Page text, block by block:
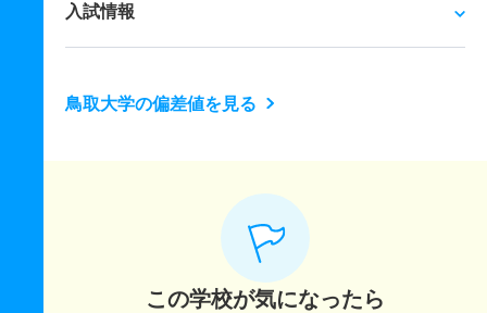
入試情報
鳥取大学の偏差値を見る
この学校が気になったら